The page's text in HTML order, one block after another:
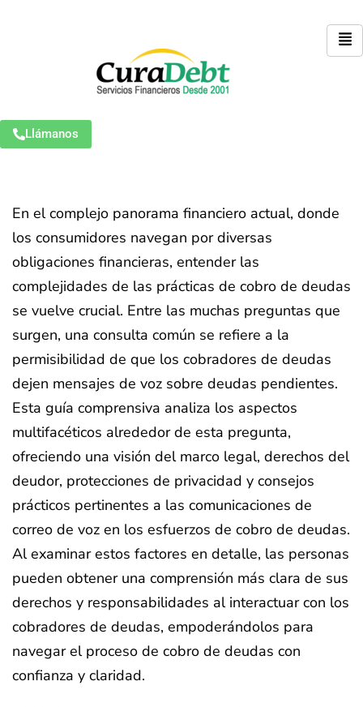
Llámanos
En el complejo panorama financiero actual, donde
los consumidores navegan por diversas
obligaciones financieras, entender las
complejidades de las prácticas de cobro de deudas
se vuelve crucial. Entre las muchas preguntas que
surgen, una consulta común se refiere a la
permisibilidad de que los cobradores de deudas
dejen mensajes de voz sobre deudas pendientes.
Esta guía comprensiva analiza los aspectos
multifacéticos alrededor de esta pregunta,
ofreciendo una visión del marco legal, derechos del
deudor, protecciones de privacidad y consejos
prácticos pertinentes a las comunicaciones de
correo de voz en los esfuerzos de cobro de deudas.
Al examinar estos factores en detalle, las personas
pueden obtener una comprensión más clara de sus
derechos y responsabilidades al interactuar con los
cobradores de deudas, empoderándolos para
navegar el proceso de cobro de deudas con
confianza y claridad.